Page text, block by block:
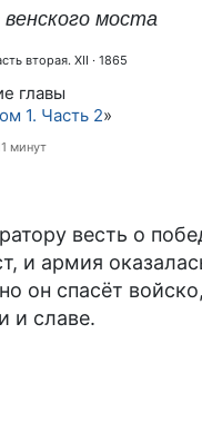
моста
вторая. XII · 1865
главы
1. Часть 2»
минут
весть о
и армия
он спасёт
и славе.